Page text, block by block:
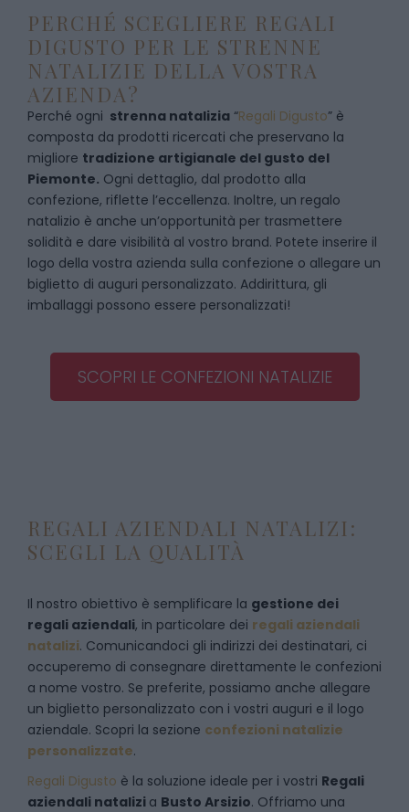
PERCHÉ SCEGLIERE REGALI
DIGUSTO PER LE STRENNE
NATALIZIE DELLA VOSTRA
AZIENDA?
Perché ogni strenna natalizia “Regali Digusto” è
composta da prodotti ricercati che preservano la
migliore tradizione artigianale del gusto del
Piemonte. Ogni dettaglio, dal prodotto alla
confezione, riflette l’eccellenza. Inoltre, un regalo
natalizio è anche un’opportunità per trasmettere
solidità e dare visibilità al vostro brand. Potete inserire il
logo della vostra azienda sulla confezione o allegare un
biglietto di auguri personalizzato. Addirittura, gli
imballaggi possono essere personalizzati!
SCOPRI LE CONFEZIONI NATALIZIE
REGALI AZIENDALI NATALIZI:
SCEGLI LA QUALITÀ
Il nostro obiettivo è semplificare la gestione dei
regali aziendali, in particolare dei regali aziendali
natalizi. Comunicandoci gli indirizzi dei destinatari, ci
occuperemo di consegnare direttamente le confezioni
a nome vostro. Se preferite, possiamo anche allegare
un biglietto personalizzato con i vostri auguri e il logo
aziendale. Scopri la sezione confezioni natalizie
personalizzate.
Regali Digusto è la soluzione ideale per i vostri Regali
aziendali natalizi a Busto Arsizio. Offriamo una